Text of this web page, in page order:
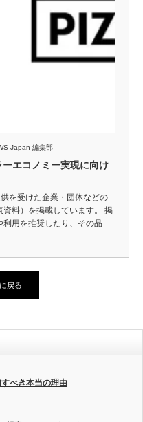
Japan 編集部
エコノミー実現に向け
を受けた企業・団体などの
料）を掲載しています。 掲
用を推奨したり、その品
戻る
べき本当の理由